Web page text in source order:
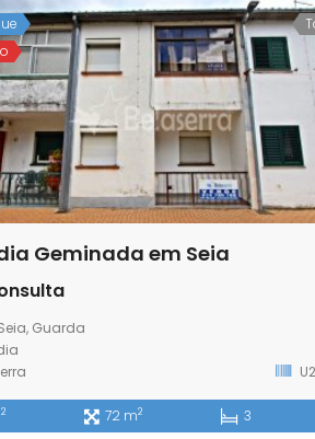
Geminada em Seia
Guarda
2 72 m2 3